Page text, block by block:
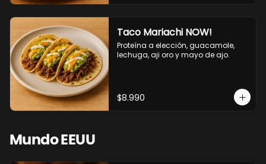
Taco Mariachi NOW!
Proteína a elección, guacamole,
lechuga, aji oro y mayo de ajo.
$8.990
Mundo EEUU